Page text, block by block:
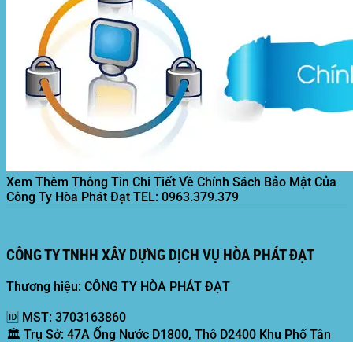
Xem Thêm Thông Tin Chi Tiết Về Chính Sách Bảo Mật Của
Công Ty Hòa Phát Đạt TEL: 0963.379.379
CÔNG TY TNHH XÂY DỰNG DỊCH VỤ HÒA PHÁT ĐẠT
Thương hiệu: CÔNG TY HÒA PHÁT ĐẠT
🆔 MST: 3703163860
🏛️ Trụ Sở: 47A Ống Nước D1800, Thô D2400 Khu Phố Tân